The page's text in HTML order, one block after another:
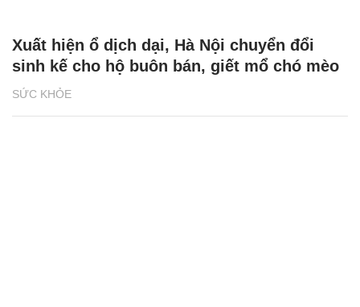
SỨC KHỎE
Xuất hiện ổ dịch dại, Hà Nội chuyển đổi
sinh kế cho hộ buôn bán, giết mổ chó mèo